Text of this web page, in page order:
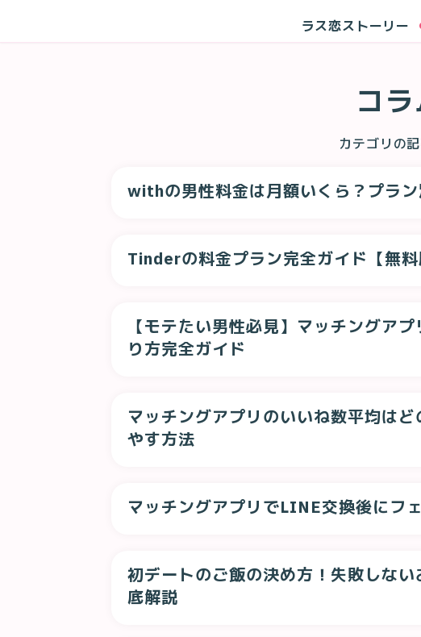
ラス恋ストーリー
コ
カテゴリの
withの男性料金は月額いくら？プラ
Tinderの料金プラン完全ガイド【無料
【モテたい男性必見】マッチングア
り方完全ガイド
マッチングアプリのいいね数平均は
やす方法
マッチングアプリでLINE交換後にフ
初デートのご飯の決め方！失敗しな
底解説